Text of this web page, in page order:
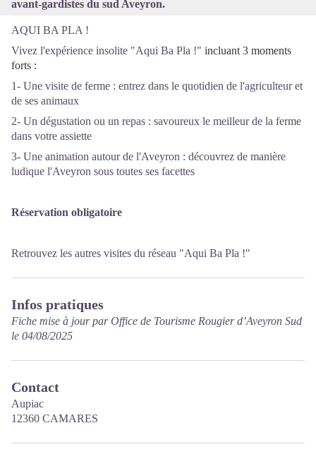
avant-gardistes du sud Aveyron.
AQUI BA PLA !
Vivez l'expérience insolite "Aqui Ba Pla !" incluant 3 moments
forts :
1- Une visite de ferme : entrez dans le quotidien de l'agriculteur et
de ses animaux
2- Un dégustation ou un repas : savoureux le meilleur de la ferme
dans votre assiette
3- Une animation autour de l'Aveyron : découvrez de manière
ludique l'Aveyron sous toutes ses facettes
Réservation obligatoire
Retrouvez les autres visites du réseau "Aqui Ba Pla !"
Infos pratiques
Fiche mise à jour par Office de Tourisme Rougier d’Aveyron Sud
le 04/08/2025
Contact
Aupiac
12360 CAMARES